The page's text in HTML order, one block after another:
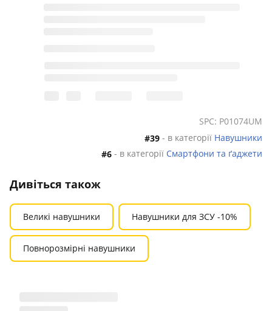
SPC: P01074UM
#39 - в категорії Навушники
#6 - в категорії Смартфони та ґаджети
Дивіться також
Великі навушники Навушники для ЗСУ -10%
Повнорозмірні навушники